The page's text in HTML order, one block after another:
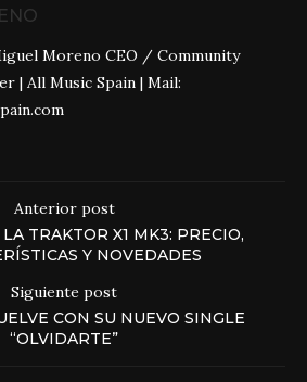
Moreno CEO / Community
| All Music Spain | Mail:
Anterior post
TRAKTOR X1 MK3: PRECIO,
Y NOVEDADES
Siguiente post
CON SU NUEVO SINGLE
“OLVIDARTE”